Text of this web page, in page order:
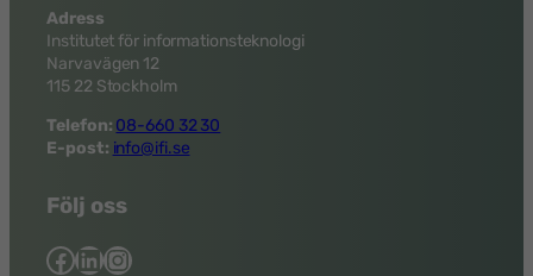
Adress
Institutet för informationsteknologi
Narvavägen 12
115 22 Stockholm
Telefon: 08-660 32 30
E-post: info@ifi.se
Följ oss
Facebook LinkedIn Instagram